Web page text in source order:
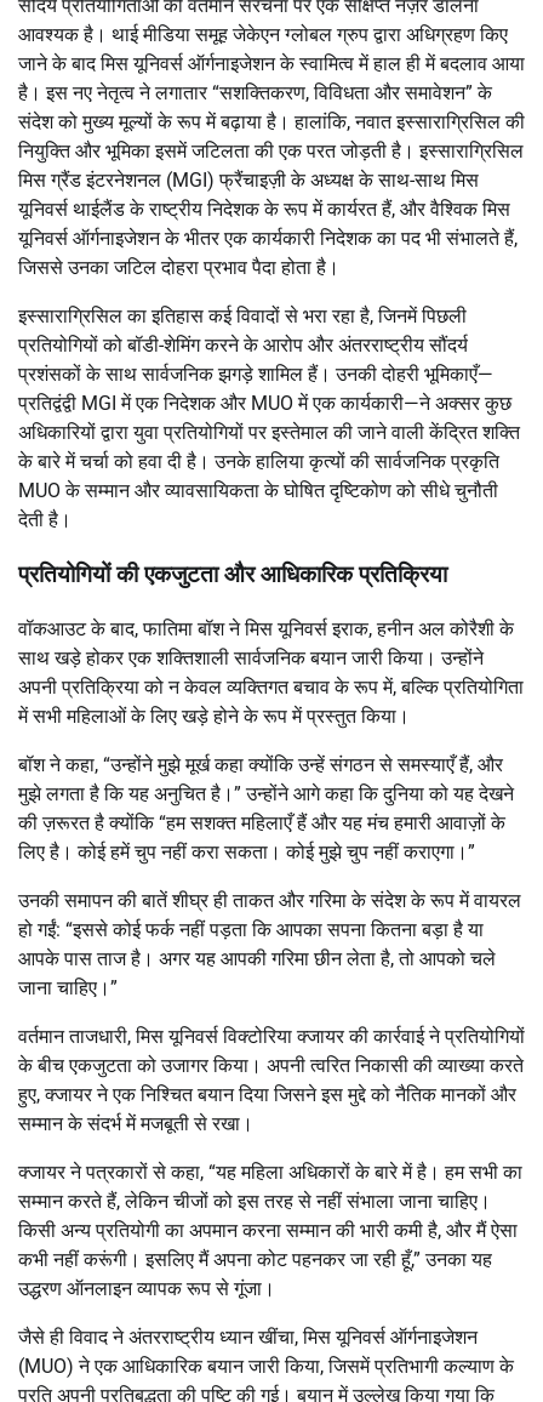
सौंदर्य प्रतियोगिताओं की वर्तमान संरचना पर एक संक्षिप्त नज़र डालना
आवश्यक है। थाई मीडिया समूह जेकेएन ग्लोबल ग्रुप द्वारा अधिग्रहण किए
जाने के बाद मिस यूनिवर्स ऑर्गनाइजेशन के स्वामित्व में हाल ही में बदलाव आया
है। इस नए नेतृत्व ने लगातार “सशक्तिकरण, विविधता और समावेशन” के
संदेश को मुख्य मूल्यों के रूप में बढ़ाया है। हालांकि, नवात इस्साराग्रिसिल की
नियुक्ति और भूमिका इसमें जटिलता की एक परत जोड़ती है। इस्साराग्रिसिल
मिस ग्रैंड इंटरनेशनल (MGI) फ्रैंचाइज़ी के अध्यक्ष के साथ-साथ मिस
यूनिवर्स थाईलैंड के राष्ट्रीय निदेशक के रूप में कार्यरत हैं, और वैश्विक मिस
यूनिवर्स ऑर्गनाइजेशन के भीतर एक कार्यकारी निदेशक का पद भी संभालते हैं,
जिससे उनका जटिल दोहरा प्रभाव पैदा होता है।
इस्साराग्रिसिल का इतिहास कई विवादों से भरा रहा है, जिनमें पिछली
प्रतियोगियों को बॉडी-शेमिंग करने के आरोप और अंतरराष्ट्रीय सौंदर्य
प्रशंसकों के साथ सार्वजनिक झगड़े शामिल हैं। उनकी दोहरी भूमिकाएँ—
प्रतिद्वंद्वी MGI में एक निदेशक और MUO में एक कार्यकारी—ने अक्सर कुछ
अधिकारियों द्वारा युवा प्रतियोगियों पर इस्तेमाल की जाने वाली केंद्रित शक्ति
के बारे में चर्चा को हवा दी है। उनके हालिया कृत्यों की सार्वजनिक प्रकृति
MUO के सम्मान और व्यावसायिकता के घोषित दृष्टिकोण को सीधे चुनौती
देती है।
प्रतियोगियों की एकजुटता और आधिकारिक प्रतिक्रिया
वॉकआउट के बाद, फातिमा बॉश ने मिस यूनिवर्स इराक, हनीन अल कोरैशी के
साथ खड़े होकर एक शक्तिशाली सार्वजनिक बयान जारी किया। उन्होंने
अपनी प्रतिक्रिया को न केवल व्यक्तिगत बचाव के रूप में, बल्कि प्रतियोगिता
में सभी महिलाओं के लिए खड़े होने के रूप में प्रस्तुत किया।
बॉश ने कहा, “उन्होंने मुझे मूर्ख कहा क्योंकि उन्हें संगठन से समस्याएँ हैं, और
मुझे लगता है कि यह अनुचित है।” उन्होंने आगे कहा कि दुनिया को यह देखने
की ज़रूरत है क्योंकि “हम सशक्त महिलाएँ हैं और यह मंच हमारी आवाज़ों के
लिए है। कोई हमें चुप नहीं करा सकता। कोई मुझे चुप नहीं कराएगा।”
उनकी समापन की बातें शीघ्र ही ताकत और गरिमा के संदेश के रूप में वायरल
हो गईं: “इससे कोई फर्क नहीं पड़ता कि आपका सपना कितना बड़ा है या
आपके पास ताज है। अगर यह आपकी गरिमा छीन लेता है, तो आपको चले
जाना चाहिए।”
वर्तमान ताजधारी, मिस यूनिवर्स विक्टोरिया क्जायर की कार्रवाई ने प्रतियोगियों
के बीच एकजुटता को उजागर किया। अपनी त्वरित निकासी की व्याख्या करते
हुए, क्जायर ने एक निश्चित बयान दिया जिसने इस मुद्दे को नैतिक मानकों और
सम्मान के संदर्भ में मजबूती से रखा।
क्जायर ने पत्रकारों से कहा, “यह महिला अधिकारों के बारे में है। हम सभी का
सम्मान करते हैं, लेकिन चीजों को इस तरह से नहीं संभाला जाना चाहिए।
किसी अन्य प्रतियोगी का अपमान करना सम्मान की भारी कमी है, और मैं ऐसा
कभी नहीं करूंगी। इसलिए मैं अपना कोट पहनकर जा रही हूँ,” उनका यह
उद्धरण ऑनलाइन व्यापक रूप से गूंजा।
जैसे ही विवाद ने अंतरराष्ट्रीय ध्यान खींचा, मिस यूनिवर्स ऑर्गनाइजेशन
(MUO) ने एक आधिकारिक बयान जारी किया, जिसमें प्रतिभागी कल्याण के
प्रति अपनी प्रतिबद्धता की पुष्टि की गई। बयान में उल्लेख किया गया कि